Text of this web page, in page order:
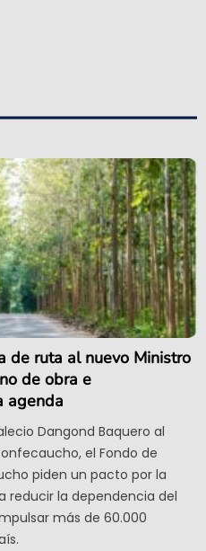
de ruta al nuevo Ministro
de obra e
agenda
Dangond Baquero al
el Fondo de
piden un pacto por la
reducir la dependencia del
más de 60.000